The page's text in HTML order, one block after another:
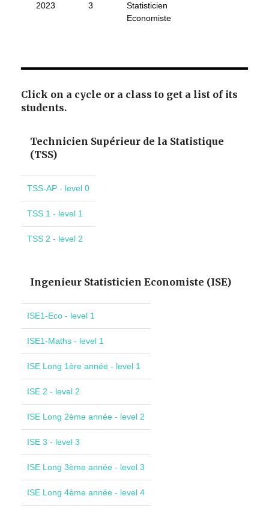
2023
3
Statisticien
Economiste
Click on a cycle or a class to get a list of its
students.
Technicien Supérieur de la Statistique
(TSS)
TSS-AP - level 0
TSS 1 - level 1
TSS 2 - level 2
Ingenieur Statisticien Economiste (ISE)
ISE1-Eco - level 1
ISE1-Maths - level 1
ISE Long 1ère année - level 1
ISE 2 - level 2
ISE Long 2ème année - level 2
ISE 3 - level 3
ISE Long 3ème année - level 3
ISE Long 4ème année - level 4